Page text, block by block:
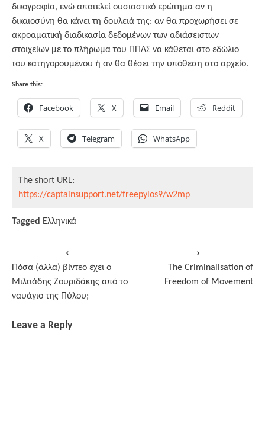
δικογραφία, ενώ αποτελεί ουσιαστικό ερώτημα αν η
δικαιοσύνη θα κάνει τη δουλειά της: αν θα προχωρήσει σε
ακροαματική διαδικασία δεδομένων των αδιάσειστων
στοιχείων με το πλήρωμα του ΠΠΛΣ να κάθεται στο εδώλιο
του κατηγορουμένου ή αν θα θέσει την υπόθεση στο αρχείο.
Share this:
Facebook X Email Reddit
X Telegram WhatsApp
The short URL:
https://captainsupport.net/freepylos9/w2mp
Tagged Ελληνικά
navigation
⟵
Πόσα (άλλα) βίντεο έχει ο
Μιλτιάδης Ζουριδάκης από το
ναυάγιο της Πύλου;
The Criminalisation of
Freedom of Movement
⟶
Leave a Reply